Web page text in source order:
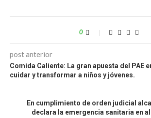
0
post anterior
Comida Caliente: La gran apuesta del PAE
cuidar y transformar a niños y jóvenes.
En cumplimiento de orden judicial
declara la emergencia sanitaria en